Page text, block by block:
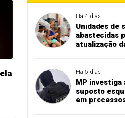
Há 4 dias
Unidades de
abastecidas
atualização
Há 5 dias
MP investiga
suposto
em